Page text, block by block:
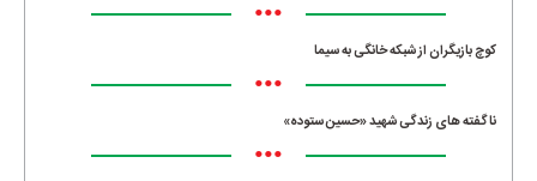
•••
کوچ بازیگران از شبکه خانگی به سیما
•••
ناگفته های زندگی شهید «حسین ستوده»
•••